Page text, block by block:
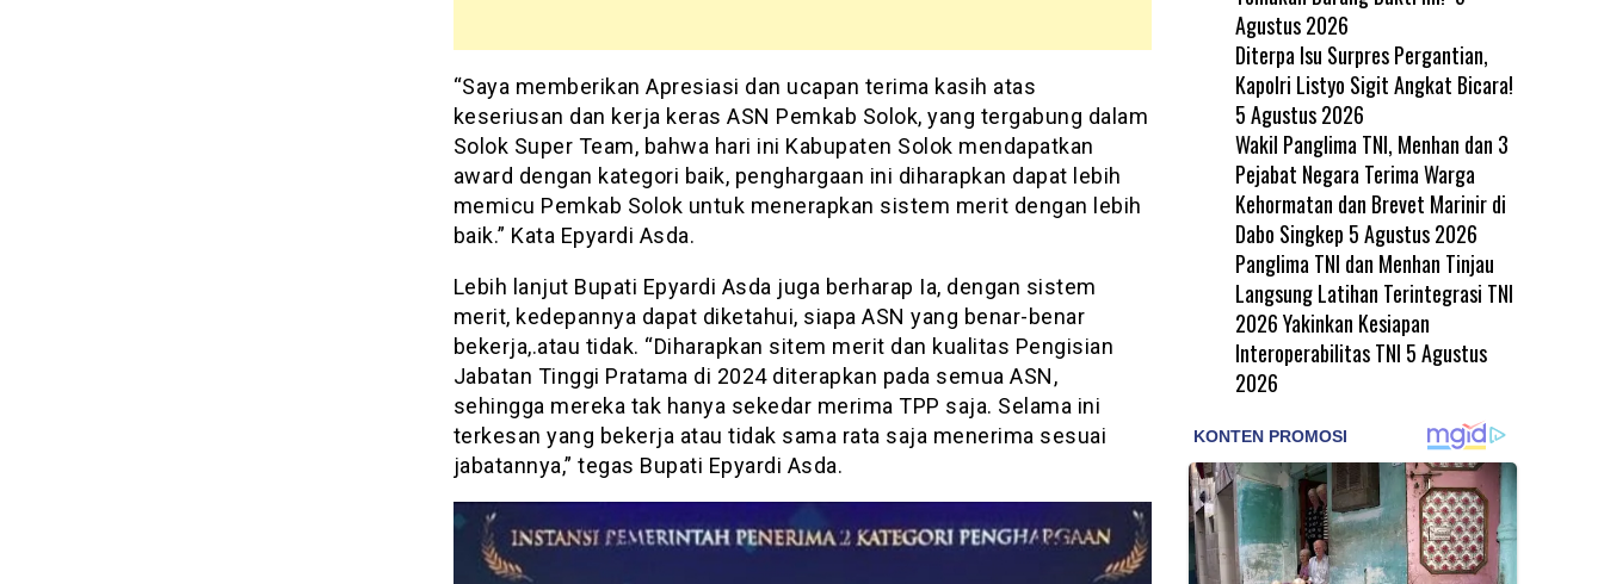
“Saya memberikan Apresiasi dan ucapan terima kasih atas
keseriusan dan kerja keras ASN Pemkab Solok, yang tergabung dalam
Solok Super Team, bahwa hari ini Kabupaten Solok mendapatkan
award dengan kategori baik, penghargaan ini diharapkan dapat lebih
memicu Pemkab Solok untuk menerapkan sistem merit dengan lebih
baik.” Kata Epyardi Asda.
Lebih lanjut Bupati Epyardi Asda juga berharap Ia, dengan sistem
merit, kedepannya dapat diketahui, siapa ASN yang benar-benar
bekerja,.atau tidak. “Diharapkan sitem merit dan kualitas Pengisian
Jabatan Tinggi Pratama di 2024 diterapkan pada semua ASN,
sehingga mereka tak hanya sekedar merima TPP saja. Selama ini
terkesan yang bekerja atau tidak sama rata saja menerima sesuai
jabatannya,” tegas Bupati Epyardi Asda.
Agustus 2026
Diterpa Isu Surpres Pergantian,
Kapolri Listyo Sigit Angkat Bicara!
5 Agustus 2026
Wakil Panglima TNI, Menhan dan 3
Pejabat Negara Terima Warga
Kehormatan dan Brevet Marinir di
Dabo Singkep 5 Agustus 2026
Panglima TNI dan Menhan Tinjau
Langsung Latihan Terintegrasi TNI
2026 Yakinkan Kesiapan
Interoperabilitas TNI 5 Agustus
2026